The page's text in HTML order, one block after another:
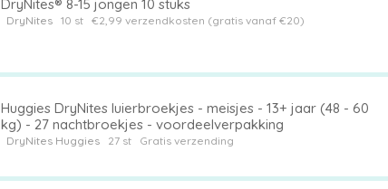
DryNites® 8-15 jongen 10 stuks
DryNites10 st €2,99 verzendkosten (gratis vanaf €20)
Huggies DryNites luierbroekjes - meisjes - 13+ jaar (48 - 60
kg) - 27 nachtbroekjes - voordeelverpakking
DryNites Huggies27 st Gratis verzending